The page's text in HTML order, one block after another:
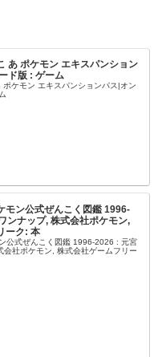
あ ポケモン エキスパンション
ド版 : ゲーム
ケモン エキスパンションパス|オン
モン公式ぜんこく図鑑 1996-
ンナップ, 株式会社ポケモン,
ーク: 本
公式ぜんこく図鑑 1996-2026 : 元宮
会社ポケモン, 株式会社ゲームフリー